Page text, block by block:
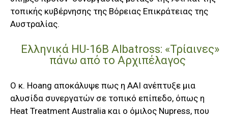
τοπικής κυβέρνησης της Βόρειας Επικράτειας της
Αυστραλίας.
Ελληνικά HU-16B Albatross: «Τρίαινες»
πάνω από το Αρχιπέλαγος
Ο κ. Hoang αποκάλυψε πως η ΑΑΙ ανέπτυξε μια
αλυσίδα συνεργατών σε τοπικό επίπεδο, όπως η
Heat Treatment Australia και ο όμιλος Nupress, που